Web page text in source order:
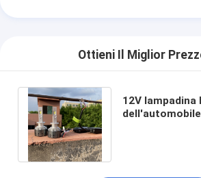
Ottieni Il Miglior
12V lampadina
dell'automobile